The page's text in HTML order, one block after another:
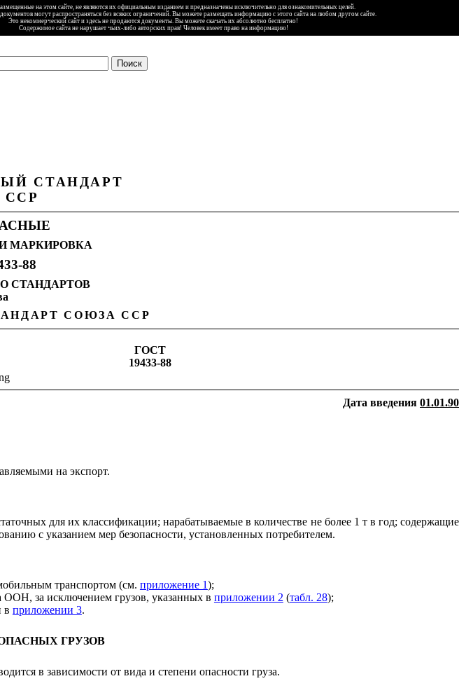
на этом сайте, не являются их официальным изданием и предназначены исключительно для ознакомительных целей.
могут распространяться без всяких ограничений. Вы можете размещать информацию с этого сайта на любом другом сайте.
Это некоммерческий сайт и здесь не продаются документы. Вы можете скачать их абсолютно бесплатно!
Содержимое сайта не нарушает чьих-либо авторских прав! Человек имеет право на информацию!
СТАНДАРТ
МАРКИРОВКА
88
СТАНДАРТОВ
СОЮЗА ССР
ГОСТ
19433-88
Дата введения 01.01.90
на экспорт.
для их классификации; нарабатываемые в количестве не более 1 т в год; содержащие
с указанием мер безопасности, установленных потребителем.
транспортом (см. приложение 1);
ООН, за исключением грузов, указанных в приложении 2 (табл. 28);
в приложении 3.
ГРУЗОВ
в зависимости от вида и степени опасности груза.